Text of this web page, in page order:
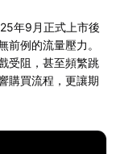
年9月正式上市後
例的流量壓力。
受阻，甚至頻繁跳
購買流程，更讓期